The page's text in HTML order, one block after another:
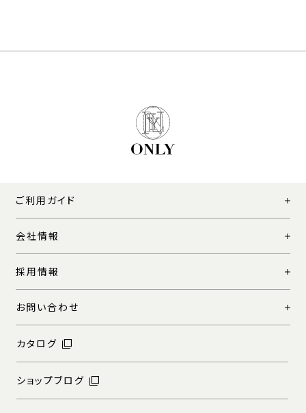
ご利用ガイド
会社情報
採用情報
お問い合わせ
カタログ
ショップブログ